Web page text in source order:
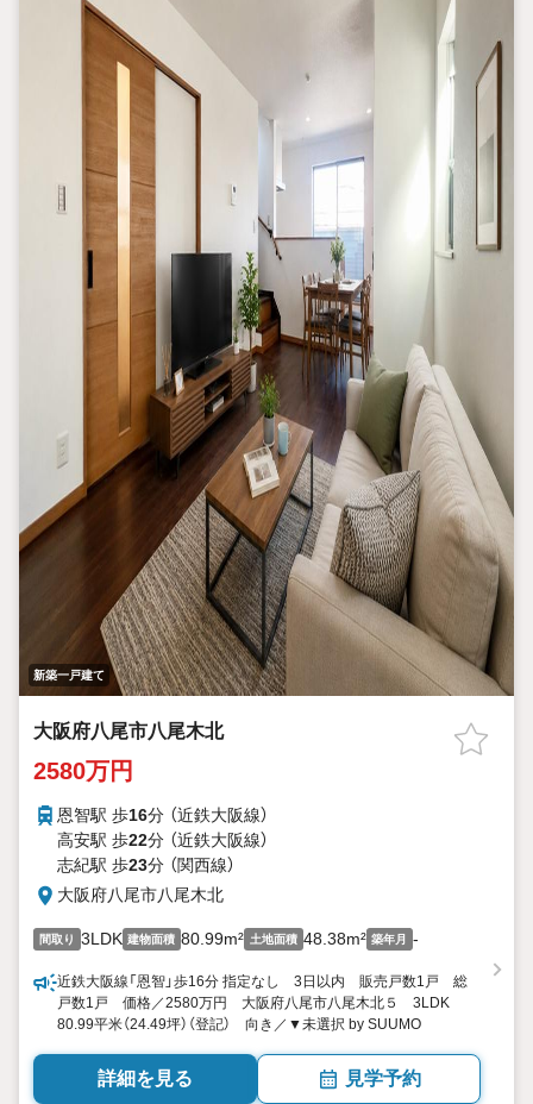
新築一戸建て
大阪府八尾市八尾木北
2580万円
恩智駅 歩16分 （近鉄大阪線）
高安駅 歩22分 （近鉄大阪線）
志紀駅 歩23分 （関西線）
大阪府八尾市八尾木北
間取り 3LDK 建物面積 80.99m² 土地面積 48.38m² 築年月 -
近鉄大阪線「恩智」歩16分 指定なし 3日以内 販売戸数1戸 総
戸数1戸 価格／2580万円 大阪府八尾市八尾木北５ 3LDK
80.99平米（24.49坪）（登記） 向き／▼未選択 by SUUMO
詳細を見る 見学予約